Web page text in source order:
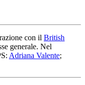
con il British
generale. Nel
Adriana Valente;